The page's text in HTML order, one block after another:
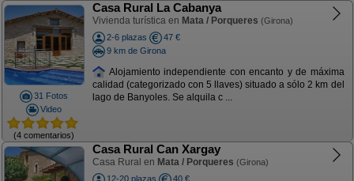
31 Fotos
Video
(4 comentarios)
Casa Rural La Cabanya
Vivienda turística en Mata / Porqueres (Girona)
2-6 plazas
47 €
9 km de Girona
Alojamiento independiente con encanto y de máxima
calidad (categorizado con 5 llaves) situado a sólo 2 km del
lago de Banyoles. Se alquila c ...
Casa Rural Can Xargay
Casa Rural en Mata / Porqueres (Girona)
12-20 plazas
40 €